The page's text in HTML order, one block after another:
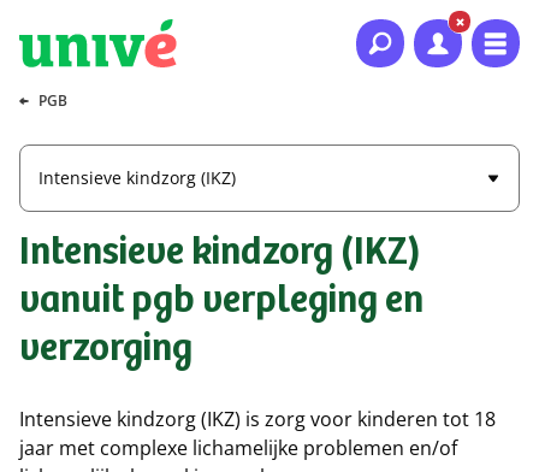
Naar hoofdinhoud
Naar hoofdnavigatie
Naar footer
PGB
Intensieve kindzorg (IKZ)
Intensieve kindzorg (IKZ)
vanuit pgb verpleging en
verzorging
Intensieve kindzorg (IKZ) is zorg voor kinderen tot 18
jaar met complexe lichamelijke problemen en/of